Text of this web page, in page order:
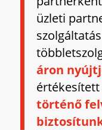
üzleti
áron
történő